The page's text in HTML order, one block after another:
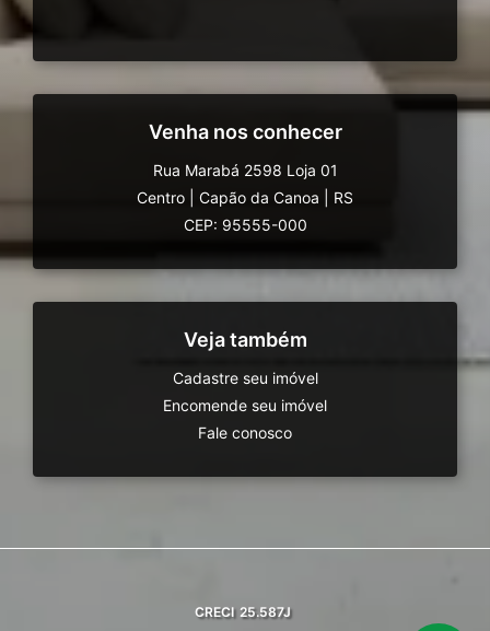
Venha nos conhecer
Rua Marabá 2598 Loja 01
Centro
Capão da Canoa
RS
CEP: 95555-000
Veja também
Cadastre seu imóvel
Encomende seu imóvel
Fale conosco
CRECI 25.587J